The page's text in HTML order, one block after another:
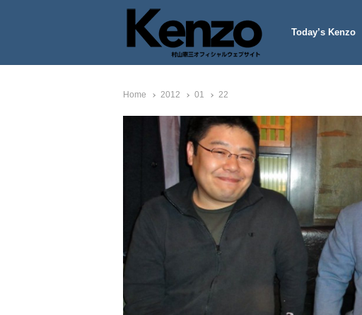
七転八起 – 村山憲三 Official Site
村山憲三ウェブサイト
Today’s Kenzo
Home 2012 01 22